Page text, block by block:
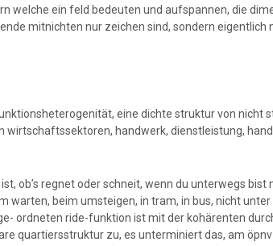
ein feld bedeuten und aufspannen, die
mitnichten nur zeichen sind, sondern eigentlich
eine dichte struktur von nicht
handwerk, dienstleistung,
ob’s regnet oder schneit, wenn du unterwegs
beim umsteigen, in tram, in bus, nicht
ordneten ride-funktion ist mit der kohärenten
quartiersstruktur zu, es unterminiert das, am